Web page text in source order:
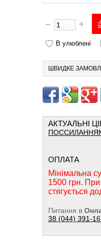
В улюблені
ШВИДКЕ
АКТУАЛЬНІ
ОПЛАТА
Мінімальна
1500 грн.
стягується
Питання в
38 (044) 391-